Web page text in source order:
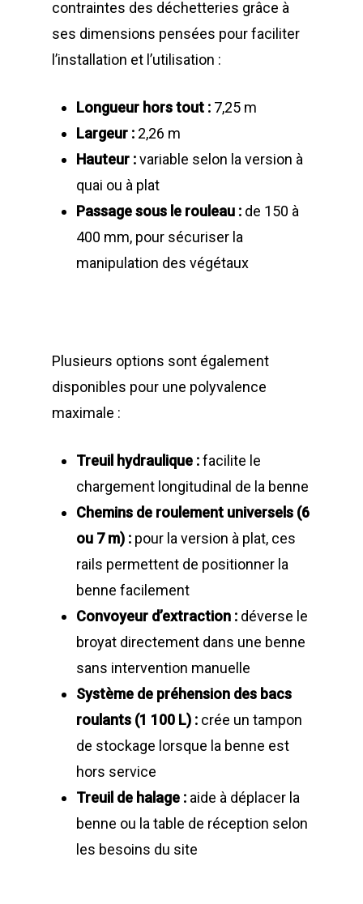
contraintes des déchetteries grâce à
ses dimensions pensées pour faciliter
l’installation et l’utilisation :
Longueur hors tout : 7,25 m
Largeur : 2,26 m
Hauteur :variable selon la version à
quai ou à plat
Passage sous le rouleau : de 150 à
400 mm, pour sécuriser la
manipulation des végétaux
Plusieurs options sont également
disponibles pour une polyvalence
maximale :
Treuil hydraulique :facilite le
chargement longitudinal de la benne
Chemins de roulement universels (6
ou 7 m) : pour la version à plat, ces
rails permettent de positionner la
benne facilement
Convoyeur d’extraction : déverse le
broyat directement dans une benne
sans intervention manuelle
Système de préhension des bacs
roulants (1 100 L) : crée un tampon
de stockage lorsque la benne est
hors service
Treuil de halage : aide à déplacer la
benne ou la table de réception selon
les besoins du site
Notre culture
Nos infrastructures
Compacteurs à
Postes Fixes vérins
Monoblocs
Options
Installations
Bennes ampliroll
Bennes ROK
Bennes Séries
Matériels de
Barrières de
Broyeur de
Conteneurs
pour bennes
Concept ECOPAKT
Déchetterie à plat
Déchetterie Mobile
déchetteries
Equipements divers
MAINTENANCE
ACTUALITÉS
CONTACT
FR
ES
Environnement
Déchetteries
Gillard Solutions
Z.A., Rue des Peupliers / BP
77590 BOIS LE ROI